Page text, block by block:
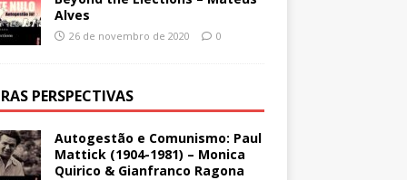
Alves
26 de novembro de 2020 0
PERSPECTIVAS
Autogestão e Comunismo: Paul
Mattick (1904-1981) – Monica
Quirico & Gianfranco Ragona